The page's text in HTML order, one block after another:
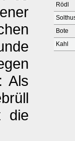
Als
die
Rödl
Bote
Kahl